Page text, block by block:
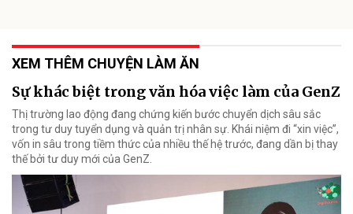
XEM THÊM CHUYỆN LÀM ĂN
Sự khác biệt trong văn hóa việc làm của GenZ
Thị trường lao động đang chứng kiến bước chuyển dịch sâu sắc
trong tư duy tuyển dụng và quản trị nhân sự. Khái niệm đi “xin việc”,
vốn in sâu trong tiềm thức của nhiều thế hệ trước, đang dần bị thay
thế bởi tư duy mới của GenZ.